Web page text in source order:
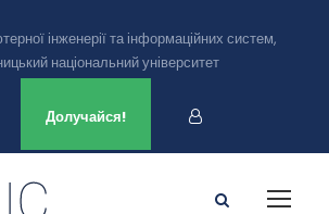
інженерії та інформаційних систем,
національний університет
Долучайся!